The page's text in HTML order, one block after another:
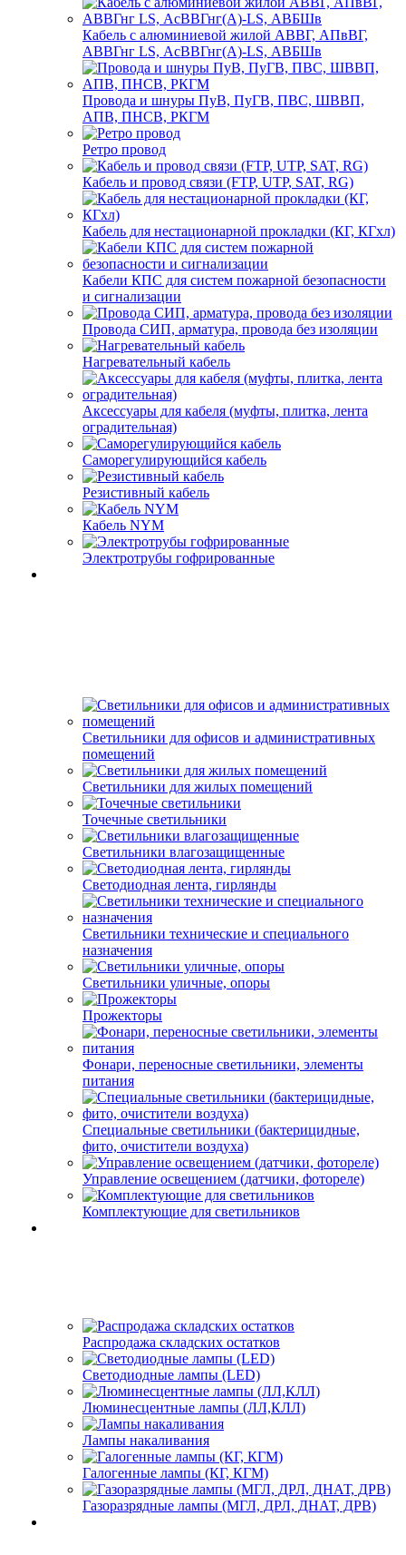
Кабель с алюминиевой жилой АВВГ, АПвВГ,
АВВГнг LS, АсВВГнг(А)-LS, АВБШв
Провода и шнуры ПуВ, ПуГВ, ПВС, ШВВП,
АПВ, ПНСВ, РКГМ
Ретро провод
Кабель и провод связи (FTP, UTP, SAT, RG)
Кабель для нестационарной прокладки (КГ, КГхл)
Кабели КПС для систем пожарной безопасности
и сигнализации
Провода СИП, арматура, провода без изоляции
Нагревательный кабель
Аксессуары для кабеля (муфты, плитка, лента
оградительная)
Саморегулирующийся кабель
Резистивный кабель
Кабель NYM
Электротрубы гофрированные
Светильники для офисов и административных
помещений
Светильники для жилых помещений
Точечные светильники
Светильники влагозащищенные
Светодиодная лента, гирлянды
Светильники технические и специального
назначения
Светильники уличные, опоры
Прожекторы
Фонари, переносные светильники, элементы
питания
Специальные светильники (бактерицидные,
фито, очистители воздуха)
Управление освещением (датчики, фотореле)
Комплектующие для светильников
Распродажа складских остатков
Светодиодные лампы (LED)
Люминесцентные лампы (ЛЛ,КЛЛ)
Лампы накаливания
Галогенные лампы (КГ, КГМ)
Газоразрядные лампы (МГЛ, ДРЛ, ДНАТ, ДРВ)